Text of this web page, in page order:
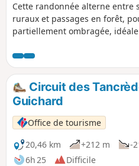
Cette randonnée alterne entre
ruraux et passages en forêt,
partiellement ombragée,
tout en offrant une jolie vue sur
l’église de La Feuillie.
Circuit des
Guichard
Office de tourisme
20,46 km
+212 m
-
6h 25
Difficile